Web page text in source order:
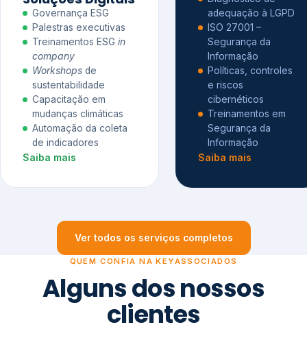
Governança ESG
Palestras executivas
Treinamentos ESG in
company
Workshops de
sustentabilidade
Capacitação em
mudanças climáticas
Automação da coleta
de indicadores
Saiba mais
adequação à LGPD
ISO 27001 –
Segurança da
Informação
Políticas, controles
e riscos
cibernéticos
Treinamentos em
Segurança da
Informação
Saiba mais
Ver todos os serviços completos
QUEM CONFIA NA KEYASSOCIADOS
Alguns dos nossos
clientes